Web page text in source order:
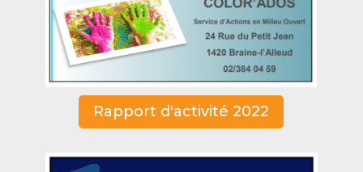
Rapport d'activité 2022